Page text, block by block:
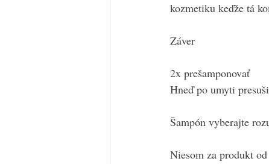
kozmetiku keďže tá
Záver
2x prešamponovať
Hneď po umyti
Šampón vyberajte
Niesom za produkt